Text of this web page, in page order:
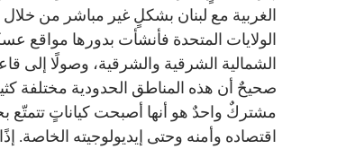
الغربية مع لبنان بشكلٍ غير مباشر من خلال
الولايات المتحدة فأنشأت بدورها
الشمالية الشرقية والشرقية، وصولًا إلى
صحيحٌ أن هذه المناطق الحدودية مختلفة
مشتركٌ واحدٌ هو أنها أصبحت كياناتٍ تتمتّع
اقتصاده وأمنه وحتى إيديولوجيته الخاصة.